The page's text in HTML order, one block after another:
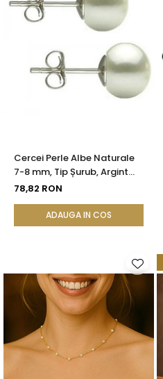
Seturi Perle cu Argint
Brățări cu Perle
Pandantive cu Perle
Brose cu Perle
Cercei Perle Albe Naturale
7-8 mm, Tip Șurub, Argint
925 - Calitate AAA |
78,82 RON
ADAUGA IN COS